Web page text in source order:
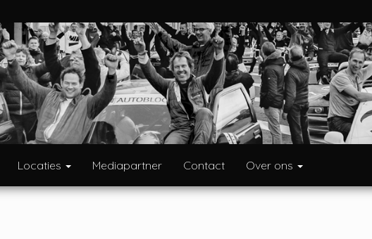
Locaties Mediapartner Contact Over ons